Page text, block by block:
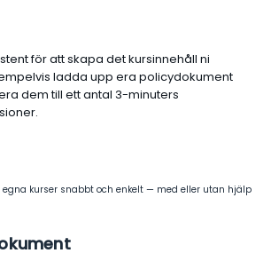
för att skapa det kursinnehåll ni
ladda upp era policydokument
dem till ett antal 3-minuters
egna kurser snabbt och enkelt — med eller utan hjälp